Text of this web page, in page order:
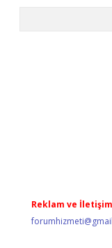
Reklam ve